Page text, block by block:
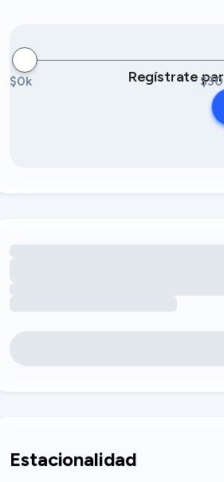
$0k
Regístrate
Cargando oportunidades de ingresos
Estacionalidad